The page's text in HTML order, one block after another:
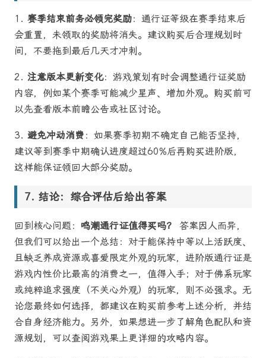
1. 赛季结束前务必领完奖励：通行证等级在赛季结束后
会重置，未领取的奖励将消失。建议购买后合理规划时
间，不要拖到最后几天才冲刺。
2. 注意版本更新变化：游戏策划有时会调整通行证奖励
内容，例如某个赛季可能减少星声、增加外观。购买前可
以先查看版本前瞻公告或社区讨论。
3. 避免冲动消费 ：如果赛季初期不确定自己能否坚持，
建议等到赛季中期确认进度超过60%后再购买进阶版，
这样能保证领回大部分奖励。
结论：综合评估后给出答案
回到核心问题： 鸣潮通行证值得买吗？
答案因人而异，
但我们可以给出一个总结：对于能保持中等以上活跃度、
且缺乏养成资源或喜爱限定外观的玩家，进阶版通行证是
游戏内性价比最高的消费之一，值得入手；对于佛系玩家
或纯粹追求强度（不关心外观）的玩家，则不必强求。无
论您最终如何选择，都建议在购买前参考上述分析，并结
合自身经济能力。另外，如果想进一步了解角色配队和资
源规划，可以查阅游戏果上更详细的攻略内容。